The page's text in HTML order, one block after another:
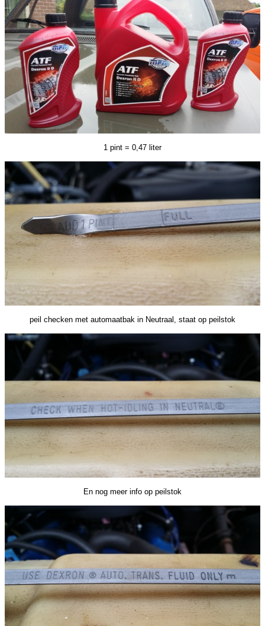
1 pint = 0,47 liter
peil checken met automaatbak in Neutraal, staat op peilstok
En nog meer info op peilstok